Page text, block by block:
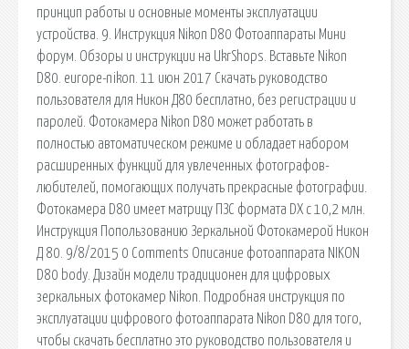
принцип работы и основные моменты эксплуатации
устройства. 9. Инструкция Nikon D80 Фотоаппараты Мини
форум. Обзоры и инструкции на UkrShops. Вставьте Nikon
D80. europe-nikon. 11 июн 2017 Скачать руководство
пользователя для Никон Д80 бесплатно, без регистрации и
паролей. Фотокамера Nikon D80 может работать в
полностью автоматическом режиме и обладает набором
расширенных функций для увлеченных фотографов-
любителей, помогающих получать прекрасные фотографии.
Фотокамера D80 имеет матрицу ПЗС формата DX с 10,2 млн.
Инструкция Попользованию Зеркальной Фотокамерой Никон
Д 80. 9/8/2015 0 Comments Описание фотоаппарата NIKON
D80 body. Дизайн модели традиционен для цифровых
зеркальных фотокамер Nikon. Подробная инструкция по
эксплуатации цифрового фотоаппарата Nikon D80 для того,
чтобы скачать бесплатно это руководство пользователя и